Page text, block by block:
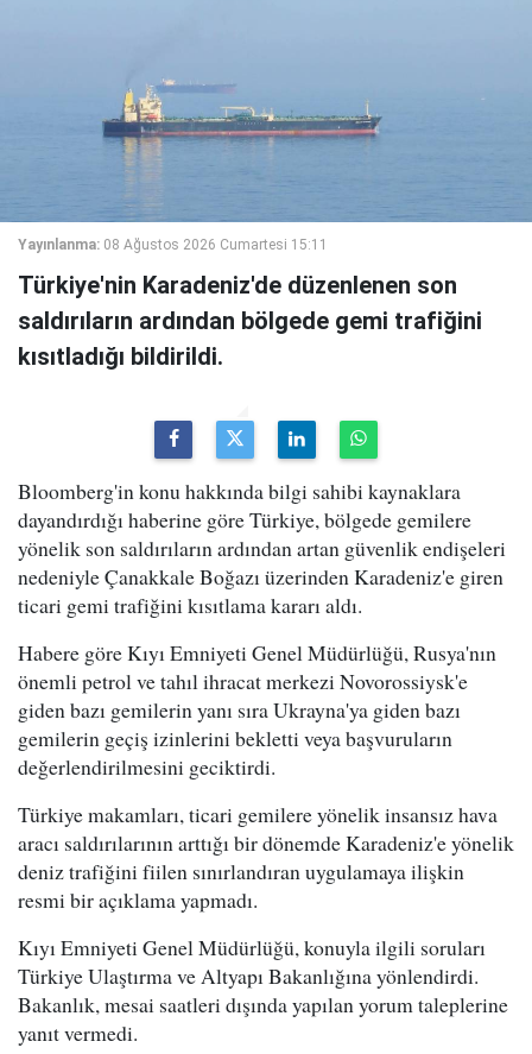
Yayınlanma: 08 Ağustos 2026 Cumartesi 15:11
Türkiye'nin Karadeniz'de düzenlenen son
saldırıların ardından bölgede gemi trafiğini
kısıtladığı bildirildi.
Bloomberg'in konu hakkında bilgi sahibi kaynaklara
dayandırdığı haberine göre Türkiye, bölgede gemilere
yönelik son saldırıların ardından artan güvenlik endişeleri
nedeniyle Çanakkale Boğazı üzerinden Karadeniz'e giren
ticari gemi trafiğini kısıtlama kararı aldı.
Habere göre Kıyı Emniyeti Genel Müdürlüğü, Rusya'nın
önemli petrol ve tahıl ihracat merkezi Novorossiysk'e
giden bazı gemilerin yanı sıra Ukrayna'ya giden bazı
gemilerin geçiş izinlerini bekletti veya başvuruların
değerlendirilmesini geciktirdi.
Türkiye makamları, ticari gemilere yönelik insansız hava
aracı saldırılarının arttığı bir dönemde Karadeniz'e yönelik
deniz trafiğini fiilen sınırlandıran uygulamaya ilişkin
resmi bir açıklama yapmadı.
Kıyı Emniyeti Genel Müdürlüğü, konuyla ilgili soruları
Türkiye Ulaştırma ve Altyapı Bakanlığına yönlendirdi.
Bakanlık, mesai saatleri dışında yapılan yorum taleplerine
yanıt vermedi.